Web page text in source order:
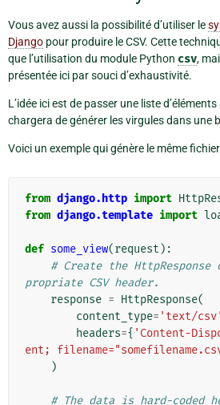
Vous avez aussi la possibilité d’utiliser le
Django pour produire le CSV. Cette
que l’utilisation du module Python csv,
présentée ici par souci d’exhaustivité.
L’idée ici est de passer une liste
chargera de générer les virgules dans une
Voici un exemple qui génère le même
from django.http import
from django.template import
def some_view(request ):
# Create the
propriate CSV header.
response = HttpResponse(
content_type= 'text/csv'
headers={ 'Content-
ent;
)
# The data is hard-coded